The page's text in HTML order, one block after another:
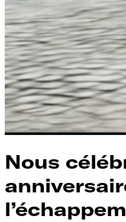
Nous